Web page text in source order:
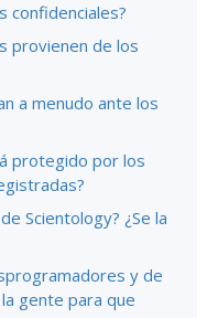
confidenciales?
provienen de los
a menudo ante los
protegido por los
Scientology? ¿Se la
y de
gente para que